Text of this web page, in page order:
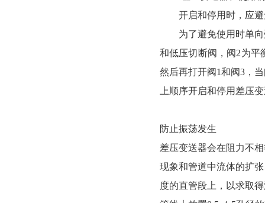
开启和停用时，应避
为了避免使用时单向受
和低压切断阀，阀2为
然后再打开阀1和阀3，当
上顺序开启和停用差压变
防止振荡发生
差压变送器会在阻力不相
现象和管道中流体的扩张
度的直管段上，以求取